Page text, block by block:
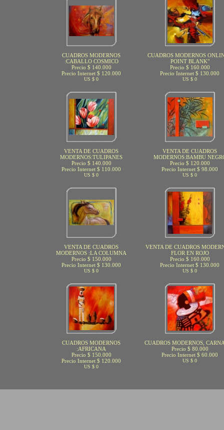
CUADROS MODERNOS
:CABALLO COSMICO
Precio $ 140.000
Precio Internet $ 120.000
US $ 0
CUADROS MODERNOS
POINT BLANK"
Precio $ 160.000
Precio Internet $ 130.000
US $ 0
VENTA DE CUADROS
MODERNOS:TULIPANES
Precio $ 140.000
Precio Internet $ 110.000
US $ 0
VENTA DE CUADROS
MODERNOS:BAMBU
Precio $ 120.000
Precio Internet $ 98.000
US $ 0
VENTA DE CUADROS
MODERNOS :LA COLUMNA
Precio $ 150.000
Precio Internet $ 130.000
US $ 0
VENTA DE CUADROS
FLOR EN ROJO
Precio $ 160.000
Precio Internet $ 130.000
US $ 0
CUADROS MODERNOS
:AFRICANA
Precio $ 150.000
Precio Internet $ 120.000
US $ 0
CUADROS MODERNOS,
Precio $ 80.000
Precio Internet $ 60.000
US $ 0